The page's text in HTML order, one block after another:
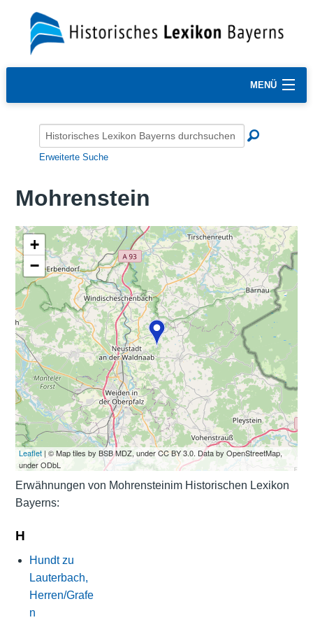
MENÜ
Erweiterte Suche
Mohrenstein
+
−
Leaflet| © Map tiles by BSB MDZ, under CC BY 3.0. Data by OpenStreetMap,
under ODbL
Erwähnungen von Mohrensteinim Historischen Lexikon
Bayerns:
H
Hundt zu
Lauterbach,
Herren/Grafe
n